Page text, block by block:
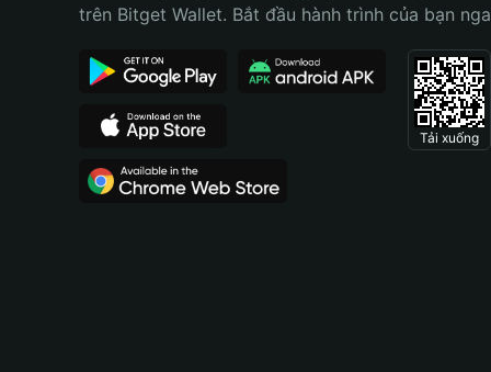
Português (Brasil)
trên Bitget Wallet. Bắt đầu hành trình của bạn
Tải xuống